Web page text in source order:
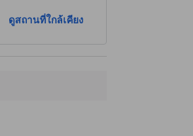
ดูสถานที่ใกล้เคียง